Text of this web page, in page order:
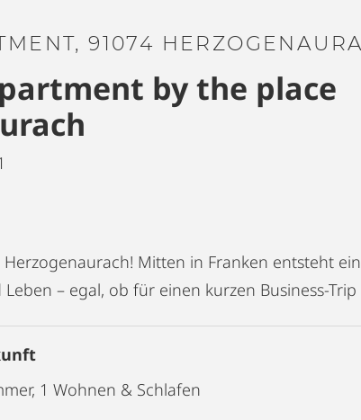
91074
by the place
Mitten in Franken entsteht
– egal, ob für einen kurzen Business-Trip
1 Wohnen & Schlafen